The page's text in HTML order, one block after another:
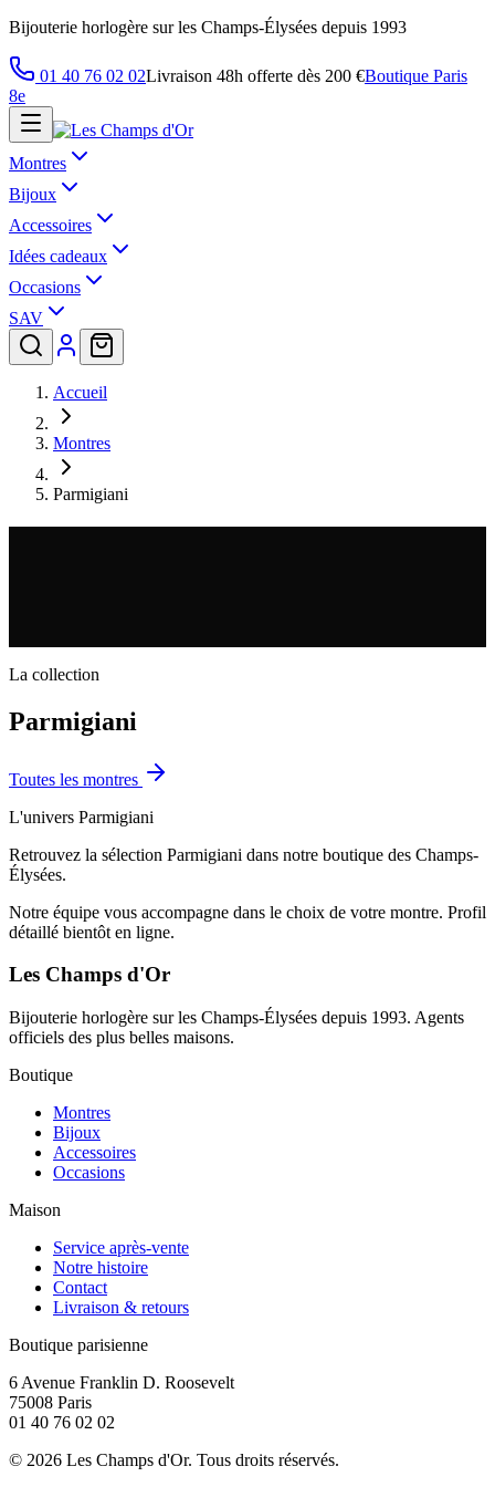
Bijouterie horlogère sur les Champs-Élysées depuis 1993
01 40 76 02 02Livraison 48h offerte dès 200 €Boutique Paris
8e
Montres
Bijoux
Accessoires
Idées cadeaux
Occasions
SAV
Accueil
Montres
Parmigiani
La collection
Parmigiani
Toutes les montres
L'univers Parmigiani
Retrouvez la sélection Parmigiani dans notre boutique des Champs-
Élysées.
Notre équipe vous accompagne dans le choix de votre montre. Profil
détaillé bientôt en ligne.
Les Champs d'Or
Bijouterie horlogère sur les Champs-Élysées depuis 1993. Agents
officiels des plus belles maisons.
Boutique
Montres
Bijoux
Accessoires
Occasions
Maison
Service après-vente
Notre histoire
Contact
Livraison & retours
Boutique parisienne
6 Avenue Franklin D. Roosevelt
75008 Paris
01 40 76 02 02
© 2026 Les Champs d'Or. Tous droits réservés.